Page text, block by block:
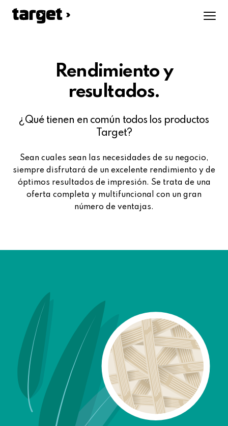
Rendimiento y
resultados.
¿Qué tienen en común todos los productos
Target?
Sean cuales sean las necesidades de su negocio,
siempre disfrutará de un excelente rendimiento y de
óptimos resultados de impresión. Se trata de una
oferta completa y multifuncional con un gran
número de ventajas.